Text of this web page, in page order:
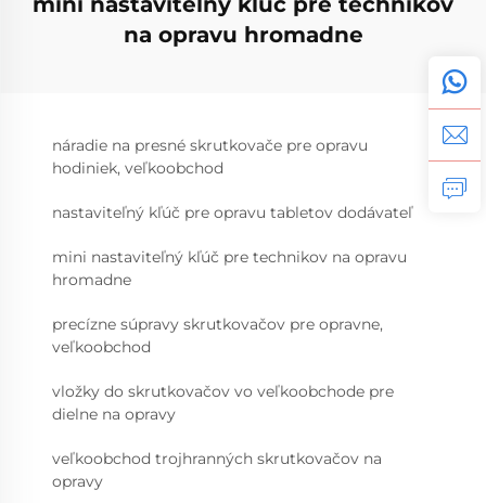
na opravu hromadne
náradie na presné skrutkovače pre opravu
hodiniek, veľkoobchod
nastaviteľný kľúč pre opravu tabletov dodávateľ
mini nastaviteľný kľúč pre technikov na opravu
hromadne
precízne súpravy skrutkovačov pre opravne,
veľkoobchod
vložky do skrutkovačov vo veľkoobchode pre
dielne na opravy
veľkoobchod trojhranných skrutkovačov na
opravy